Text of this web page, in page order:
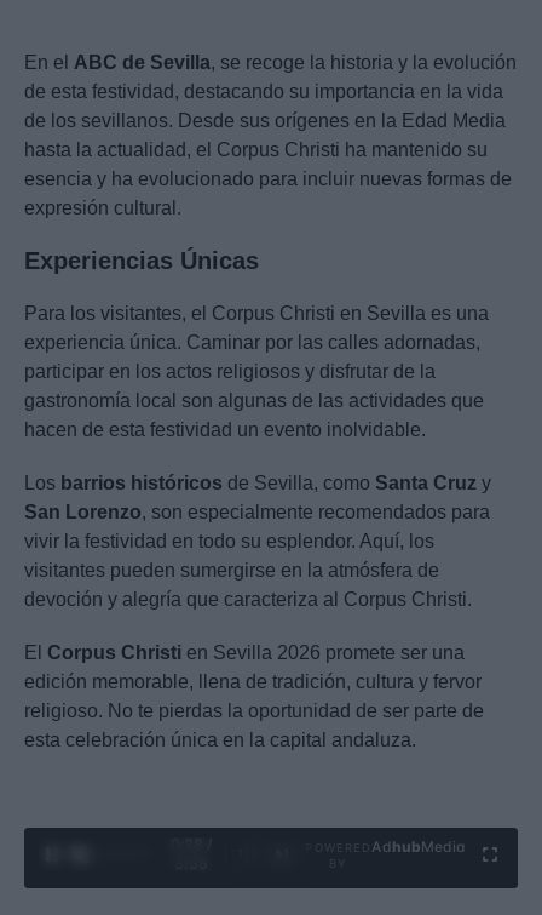
En el ABC de Sevilla, se recoge la historia y la evolución
de esta festividad, destacando su importancia en la vida
de los sevillanos. Desde sus orígenes en la Edad Media
hasta la actualidad, el Corpus Christi ha mantenido su
esencia y ha evolucionado para incluir nuevas formas de
expresión cultural.
Experiencias Únicas
Para los visitantes, el Corpus Christi en Sevilla es una
experiencia única. Caminar por las calles adornadas,
participar en los actos religiosos y disfrutar de la
gastronomía local son algunas de las actividades que
hacen de esta festividad un evento inolvidable.
Los barrios históricos de Sevilla, como Santa Cruz y
San Lorenzo, son especialmente recomendados para
vivir la festividad en todo su esplendor. Aquí, los
visitantes pueden sumergirse en la atmósfera de
devoción y alegría que caracteriza al Corpus Christi.
El Corpus Christi en Sevilla 2026 promete ser una
edición memorable, llena de tradición, cultura y fervor
religioso. No te pierdas la oportunidad de ser parte de
esta celebración única en la capital andaluza.
Ad hubMedia